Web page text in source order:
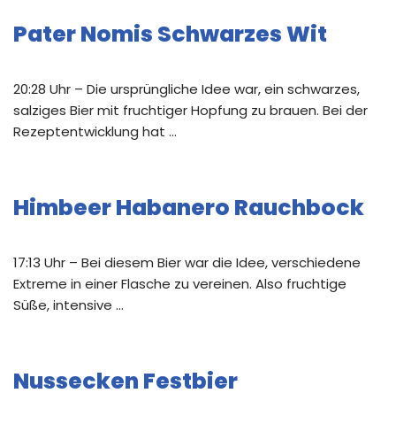
Pater Nomis Schwarzes Wit
20:28 Uhr – Die ursprüngliche Idee war, ein schwarzes,
salziges Bier mit fruchtiger Hopfung zu brauen. Bei der
Rezeptentwicklung hat …
Himbeer Habanero Rauchbock
17:13 Uhr – Bei diesem Bier war die Idee, verschiedene
Extreme in einer Flasche zu vereinen. Also fruchtige
Süße, intensive …
Nussecken Festbier